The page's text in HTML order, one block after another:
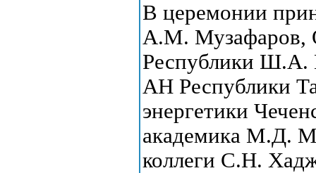
В церемонии
А.М. Музафаров,
Республики Ш.А.
АН Республики
энергетики
академика М.Д.
коллеги С.Н.